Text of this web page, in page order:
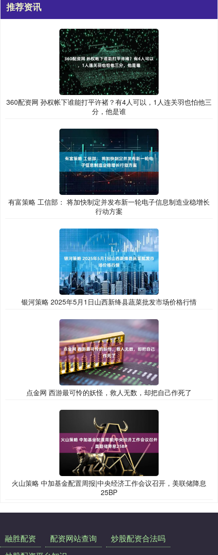
推荐资讯
360配资网 孙权帐下谁能打平许褚？有4人可以，1人连关羽也怕他三
分，他是谁
有富策略 工信部： 将加快制定并发布新一轮电子信息制造业稳增长
行动方案
银河策略 2025年5月1日山西新绛县蔬菜批发市场价格行情
点金网 西游最可怜的妖怪，救人无数，却把自己作死了
火山策略 中加基金配置周报|中央经济工作会议召开，美联储降息
25BP
融胜配资 配资网站查询
炒股配资合法吗